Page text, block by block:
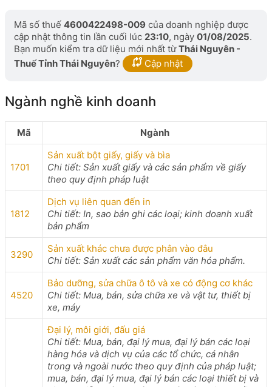
Mã số thuế 4600422498-009 của doanh nghiệp được
cập nhật thông tin lần cuối lúc 23:10, ngày 01/08/2025.
Bạn muốn kiểm tra dữ liệu mới nhất từThái Nguyên -
Thuế Tỉnh Thái Nguyên? Cập nhật
Ngành nghề kinh doanh
Mã Ngành
1701
Sản xuất bột giấy, giấy và bìa
Chi tiết: Sản xuất giấy và các sản phẩm về giấy
theo quy định pháp luật
1812
Dịch vụ liên quan đến in
Chi tiết: In, sao bản ghi các loại; kinh doanh xuất
bản phẩm
3290
Sản xuất khác chưa được phân vào đâu
Chi tiết: Sản xuất các sản phẩm văn hóa phẩm.
4520
Bảo dưỡng, sửa chữa ô tô và xe có động cơ khác
Chi tiết: Mua, bán, sửa chữa xe và vật tư, thiết bị
xe, máy
Đại lý, môi giới, đấu giá
Chi tiết: Mua, bán, đại lý mua, đại lý bán các loại
hàng hóa và dịch vụ của các tổ chức, cá nhân
trong và ngoài nước theo quy định của pháp luật;
mua, bán, đại lý mua, đại lý bán các loại thiết bị và